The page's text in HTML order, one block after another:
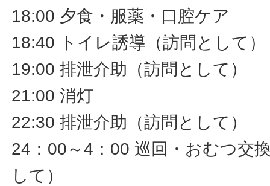
18:00 夕食・服薬・口腔ケア
18:40 トイレ誘導（訪問として）
19:00 排泄介助（訪問として）
21:00 消灯
22:30 排泄介助（訪問として）
24：00～4：00 巡回・おむつ交
して）